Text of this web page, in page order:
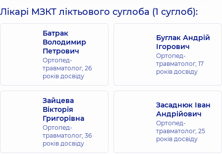
Лікарі МЗКТ ліктьового суглоба (1 суглоб):
Батрак
Володимир
Петрович
Ортопед-
травматолог, 26
років досвіду
Буглак Андрій
Ігорович
Ортопед-
травматолог, 17
років досвіду
Зайцева
Вікторія
Григорівна
Ортопед-
травматолог, 36
років досвіду
Засаднюк Іван
Андрійович
Ортопед-
травматолог, 25
років досвіду